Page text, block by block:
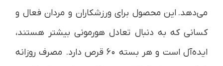
می‌دهد. این محصول برای ورزشکاران و مردان فعال و
کسانی که به دنبال تعادل هورمونی بیشتر هستند،
ایده‌آل است و هر بسته ۶۰ قرص دارد. مصرف روزانه